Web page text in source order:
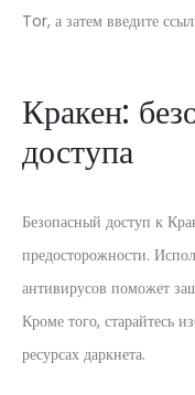
Tor, а затем введите
Кракен:
доступа
Безопасный доступ к
предосторожности.
антивирусов поможет
Кроме того, старайтесь
ресурсах даркнета.